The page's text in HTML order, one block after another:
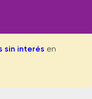
sin interés en